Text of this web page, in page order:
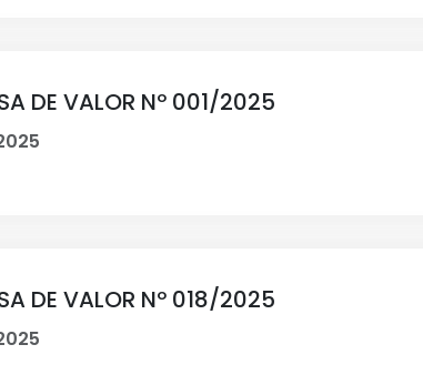
DE VALOR Nº 001/2025
DE VALOR Nº 018/2025